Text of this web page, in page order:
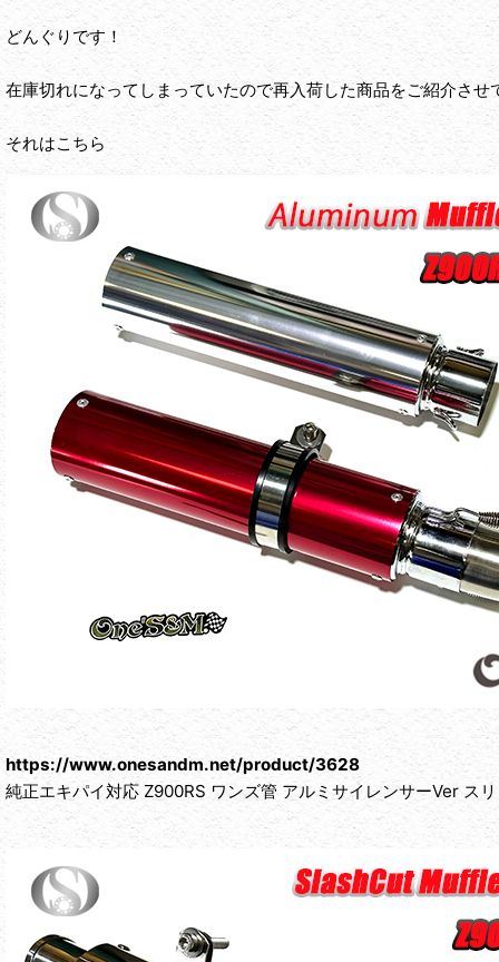
どんぐりです！
在庫切れになってしまっていたので再入荷した商品をご紹介させ
それはこちら
https://www.onesandm.net/product/3628
純正エキパイ対応 Z900RS ワンズ管 アルミサイレンサーVer ス